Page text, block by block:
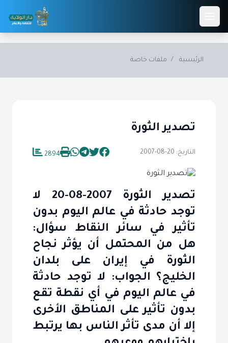
Skip to main content
الرئيسية / ملفات خاصة
تصدير الثورة
التاريخ: 20-08-2007 2894
تصدير الثورة 2007-08-20 لا
توجد حادثة في عالم اليوم بدون
تأثير في سائر النقاط سؤال:
هل من المحتمل أن يؤثر نجاح
الثورة في إيران على بلدان
الخليج؟ الجواب: لا توجد حادثة
في عالم اليوم في أي نقطة تقع
بدون تأثير على المناطق الأخرى
إلا أن مدى تأثر الناس بها يرتبط